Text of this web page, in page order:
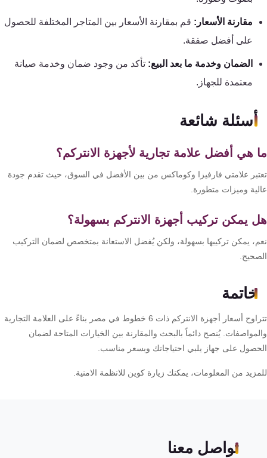
مقارنة الأسعار:قم بمقارنة الأسعار بين المتاجر المختلفة للحصول
على أفضل صفقة.
الضمان وخدمة ما بعد البيع:تأكد من وجود ضمان وخدمة صيانة
معتمدة للجهاز.
أسئلة شائعة
هي أفضل علامة تجارية لأجهزة الانتركم؟
علامتي فارفيزا وكوماكس من بين الأفضل في السوق، حيث تقدم جودة
وميزات متطورة.
يمكن تركيب أجهزة الانتركم بسهولة؟
يمكن تركيبها بسهولة، ولكن يُفضل الاستعانة بمتخصص لضمان التركيب
خاتمة
تتراوح أسعار أجهزة الانتركم ذات 6 خطوط في مصر بناءً على العلامة التجارية
يُنصح دائماً بالبحث والمقارنة بين الخيارات المتاحة لضمان
على جهاز يلبي احتياجاتك وبسعر مناسب.
من المعلومات، يمكنك زيارة كوين للانظمة الامنية.
تواصل معنا